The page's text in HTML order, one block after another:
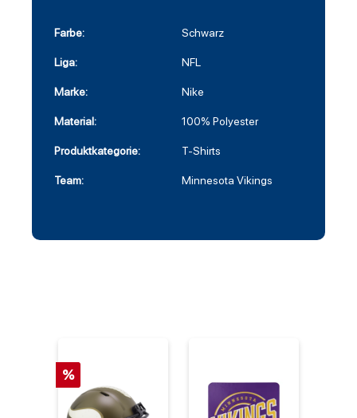
Farbe: Schwarz
Liga: NFL
Marke: Nike
Material: 100% Polyester
Produktkategorie: T-Shirts
Team: Minnesota Vikings
%